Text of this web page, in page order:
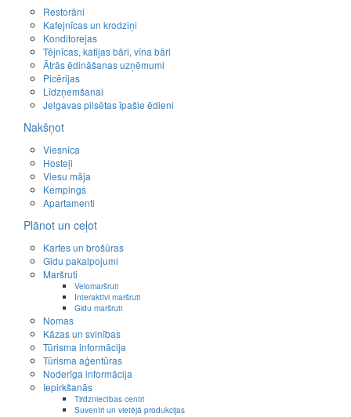
Restorāni
Kafejnīcas un krodziņi
Konditorejas
Tējnīcas, kafijas bāri, vīna bāri
Ātrās ēdināšanas uzņēmumi
Picērijas
Līdzņemšanai
Jelgavas pilsētas īpašie ēdieni
Nakšņot
Viesnīca
Hosteļi
Viesu māja
Kempings
Apartamenti
Plānot un ceļot
Kartes un brošūras
Gidu pakalpojumi
Maršruti
Velomaršruti
Interaktīvi maršruti
Gidu maršruti
Nomas
Kāzas un svinības
Tūrisma informācija
Tūrisma aģentūras
Noderīga informācija
Iepirkšanās
Tirdzniecības centri
Suvenīri un vietējā produkcijas